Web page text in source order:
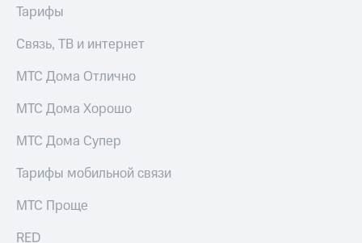
Тарифы
Связь, ТВ и интернет
МТС Дома Отлично
МТС Дома Хорошо
МТС Дома Супер
Тарифы мобильной связи
МТС Проще
RED